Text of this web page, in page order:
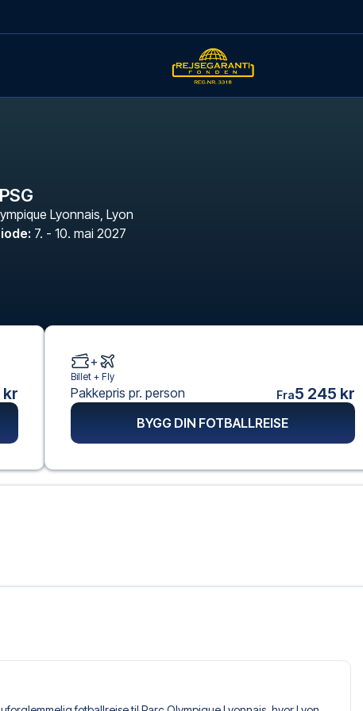
Lyonnais, Lyon
: 7. - 10. mai 2027
kr
+
Billet + Fly
Pakkepris pr. person Fra5 245 kr
BYGG DIN FOTBALLREISE